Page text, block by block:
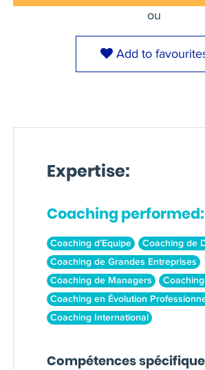
ou
Add to
Expertise:
Coaching performed:
Coaching d’Equipe
Coaching de
Coaching de Grandes Entreprises
Coaching de Managers
Coaching en Évolution
Coaching International
Compétences